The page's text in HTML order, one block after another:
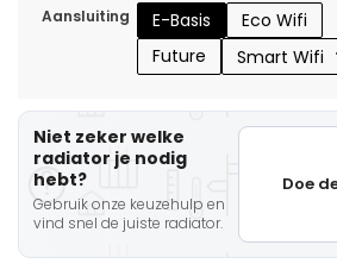
Aansluiting E-Basis
Eco Wifi
Future
Smart Wifi
Niet zeker welke
radiator je nodig
hebt?
Gebruik onze keuzehulp en
vind snel de juiste radiator.
Doe